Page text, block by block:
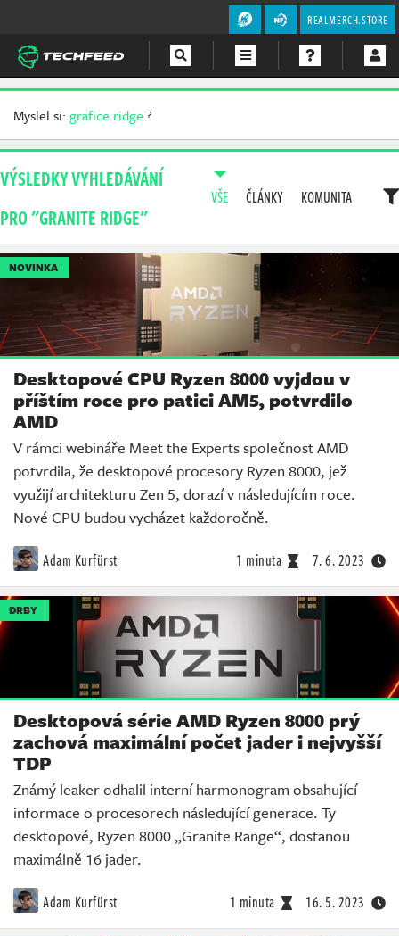
REALMERCH.STORE
Magazín
Videa
Soutěže
Myslel si: grafice ridge ?
VÝSLEDKY VYHLEDÁVÁNÍ
PRO "GRANITE RIDGE"
VŠE ČLÁNKY KOMUNITA
NOVINKA
Desktopové CPU Ryzen 8000 vyjdou v
příštím roce pro patici AM5, potvrdilo
AMD
V rámci webináře Meet the Experts společnost AMD
potvrdila, že desktopové procesory Ryzen 8000, jež
využijí architekturu Zen 5, dorazí v následujícím roce.
Nové CPU budou vycházet každoročně.
Adam Kurfürst 1 minuta 7. 6. 2023
DRBY
Desktopová série AMD Ryzen 8000 prý
zachová maximální počet jader i nejvyšší
TDP
Známý leaker odhalil interní harmonogram obsahující
informace o procesorech následující generace. Ty
desktopové, Ryzen 8000 „Granite Range“, dostanou
maximálně 16 jader.
Adam Kurfürst 1 minuta 16. 5. 2023